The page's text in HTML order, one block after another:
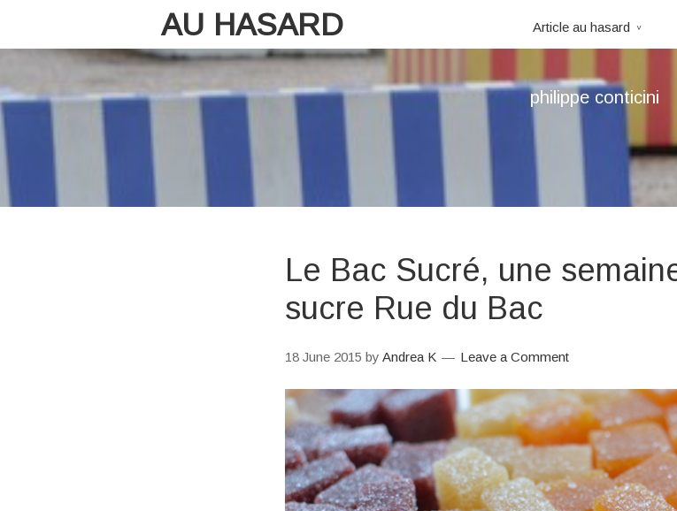
AU HASARD Article au hasard
philippe conticini
Le Bac Sucré, une
sucre Rue du Bac
18 June 2015 by Andrea K Leave a Comment